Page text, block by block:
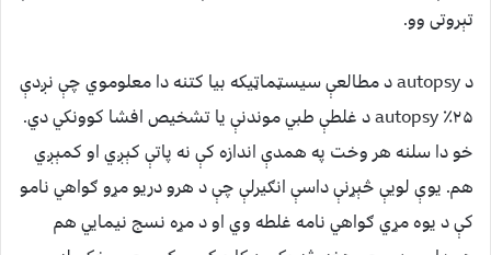
تېروتی وو.
د autopsy د مطالعې سیسټماټیکه بیا کتنه دا معلوموي چې نږدې
۲۵٪ autopsy د غلطې طبي موندنې یا تشخیص افشا کوونکي دي.
خو دا سلنه هر وخت په همدې اندازه کې نه پاتې کېږي او کمېږي
هم. یوې لویې څېړنې داسې انګیرلې چې د هرو دریو مړو ګواهي نامو
کې د یوه مړي ګواهي نامه غلطه وي او د مړه نسج نیمایي هم